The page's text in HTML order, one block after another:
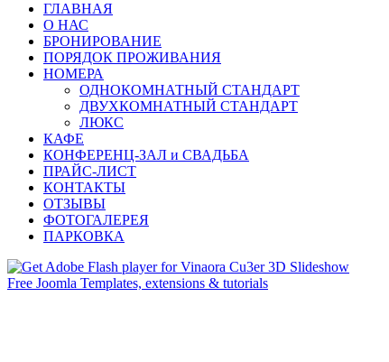
ГЛАВНАЯ
О НАС
БРОНИРОВАНИЕ
ПОРЯДОК ПРОЖИВАНИЯ
НОМЕРА
ОДНОКОМНАТНЫЙ СТАНДАРТ
ДВУХКОМНАТНЫЙ СТАНДАРТ
ЛЮКС
КАФЕ
КОНФЕРЕНЦ-ЗАЛ и СВАДЬБА
ПРАЙС-ЛИСТ
КОНТАКТЫ
ОТЗЫВЫ
ФОТОГАЛЕРЕЯ
ПАРКОВКА
Free Joomla Templates, extensions & tutorials